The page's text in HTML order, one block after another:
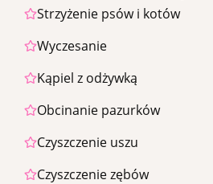
Strzyżenie psów i kotów
Wyczesanie
Kąpiel z odżywką
Obcinanie pazurków
Czyszczenie uszu
Czyszczenie zębów